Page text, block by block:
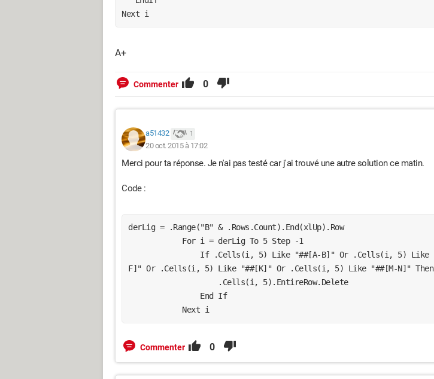
Next i
A+
Commenter 0
a51432 1
20 oct. 2015 à 17:02
Merci pour ta réponse. Je n'ai pas testé car j'ai trouvé une autre solution ce matin.
Code :
derLig = .Range("B" & .Rows.Count).End(xlUp).Row
            For i = derLig To 5 Step -1
F]" Or .Cells(i, 5) Like "##[K]" Or .Cells(i, 5) Like "##[M-N]" Then
                    .Cells(i, 5).EntireRow.Delete
                End If
            Next i
Commenter 0